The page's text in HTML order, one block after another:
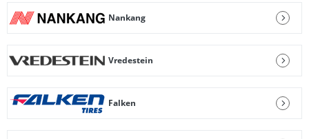
Nankang
Vredestein
Falken